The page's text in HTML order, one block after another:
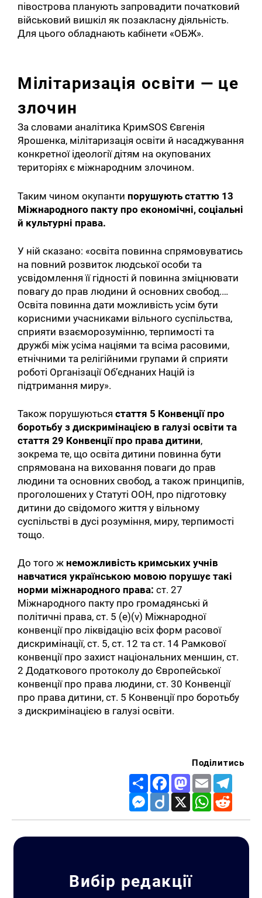
півострова планують запровадити початковий
військовий вишкіл як позакласну діяльність.
Для цього обладнають кабінети «ОБЖ».
Мілітаризація освіти — це
злочин
За словами аналітика КримSOS Євгенія
Ярошенка, мілітаризація освіти й насаджування
конкретної ідеології дітям на окупованих
територіях є міжнародним злочином.
Таким чином окупанти порушують статтю 13
Міжнародного пакту про економічні, соціальні
й культурні права.
У ній сказано: «освіта повинна спрямовуватись
на повний розвиток людської особи та
усвідомлення її гідності й повинна зміцнювати
повагу до прав людини й основних свобод.…
Освіта повинна дати можливість усім бути
корисними учасниками вільного суспільства,
сприяти взаєморозумінню, терпимості та
дружбі між усіма націями та всіма расовими,
етнічними та релігійними групами й сприяти
роботі Організації Об’єднаних Націй із
підтримання миру».
Також порушуютьсястаття 5 Конвенції про
боротьбу з дискримінацією в галузі освіти та
стаття 29 Конвенції про права дитини,
зокрема те, що освіта дитини повинна бути
спрямована на виховання поваги до прав
людини та основних свобод, а також принципів,
проголошених у Статуті ООН, про підготовку
дитини до свідомого життя у вільному
суспільстві в дусі розуміння, миру, терпимості
тощо.
До того ж неможливість кримських учнів
навчатися українською мовою порушує такі
норми міжнародного права:ст. 27
Міжнародного пакту про громадянські й
політичні права, ст. 5 (e)(v) Міжнародної
конвенції про ліквідацію всіх форм расової
дискримінації, ст. 5, ст. 12 та ст. 14 Рамкової
конвенції про захист національних меншин, ст.
2 Додаткового протоколу до Європейської
конвенції про права людини, ст. 30 Конвенції
про права дитини, ст. 5 Конвенції про боротьбу
з дискримінацією в галузі освіти.
Поділитись
Share FacebookMastodon
Email
Messenger
Diigo X WhatsApp
Вибір редакції